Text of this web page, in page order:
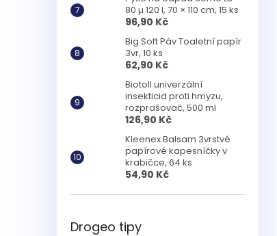
80 µ 120 l, 70 × 110 cm, 15 ks
96,90 Kč
Big Soft Páv Toaletní papír
3vr, 10 ks
62,90 Kč
Biotoll univerzální
insekticid proti hmyzu,
rozprašovač, 500 ml
126,90 Kč
Kleenex Balsam 3vrstvé
papírové kapesníčky v
krabičce, 64 ks
54,90 Kč
Drogeo tipy